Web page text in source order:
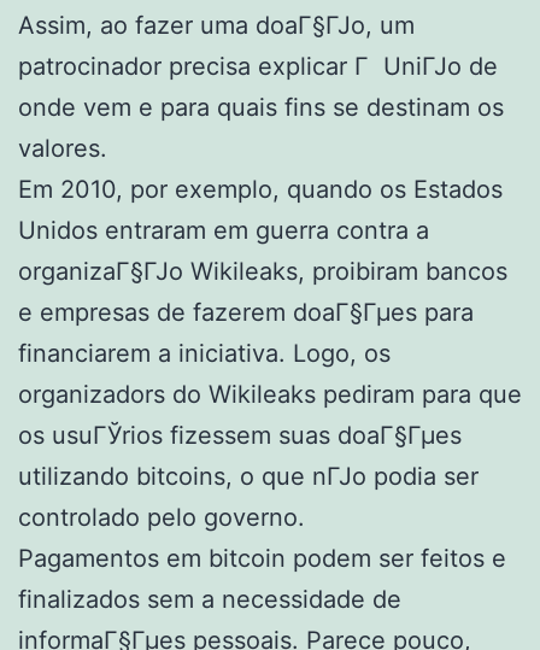
Assim, ao fazer uma doaГ§ГЈo, um
patrocinador precisa explicar Г UniГЈo de
onde vem e para quais fins se destinam os
valores.
Em 2010, por exemplo, quando os Estados
Unidos entraram em guerra contra a
organizaГ§ГЈo Wikileaks, proibiram bancos
e empresas de fazerem doaГ§Гµes para
financiarem a iniciativa. Logo, os
organizadors do Wikileaks pediram para que
os usuГЎrios fizessem suas doaГ§Гµes
utilizando bitcoins, o que nГЈo podia ser
controlado pelo governo.
Pagamentos em bitcoin podem ser feitos e
finalizados sem a necessidade de
informaГ§Гµes pessoais. Parece pouco,